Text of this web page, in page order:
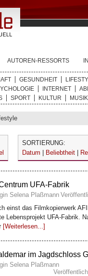
AUTOREN-RESSORTS
GESUNDHEIT
INTERNET
SPORT KULTUR MUSIK
SORTIERUNG:
Datum
Beliebtheit|
UFA-Fabrik
Selena Plaßmann
einst das Filmkopierwerk
Lebensprojekt UFA-Fabrik.
[Weiterlesen...]
im Jagdschloss
Selena Plaßmann